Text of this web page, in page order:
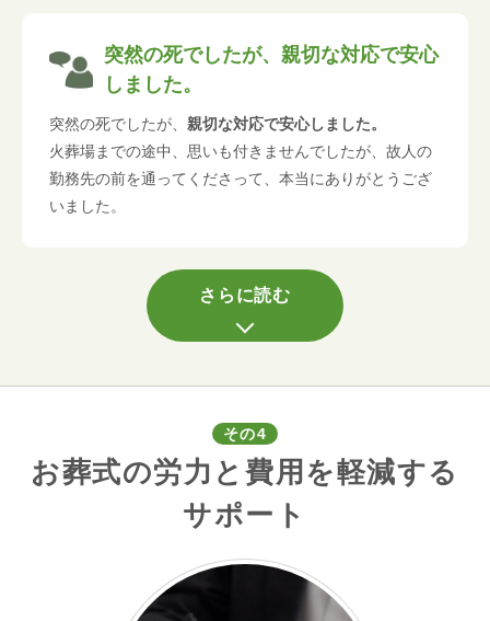
突然の死でしたが、親切な対応で安心
しました。
突然の死でしたが、 親切な対応で安心しました。
火葬場までの途中、思いも付きませんでしたが、故人の
勤務先の前を通ってくださって、本当にありがとうござ
いました。
さらに読む
その4
お葬式の労力と費用を軽減する
サポート